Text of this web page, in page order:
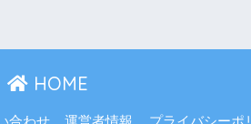
HOME